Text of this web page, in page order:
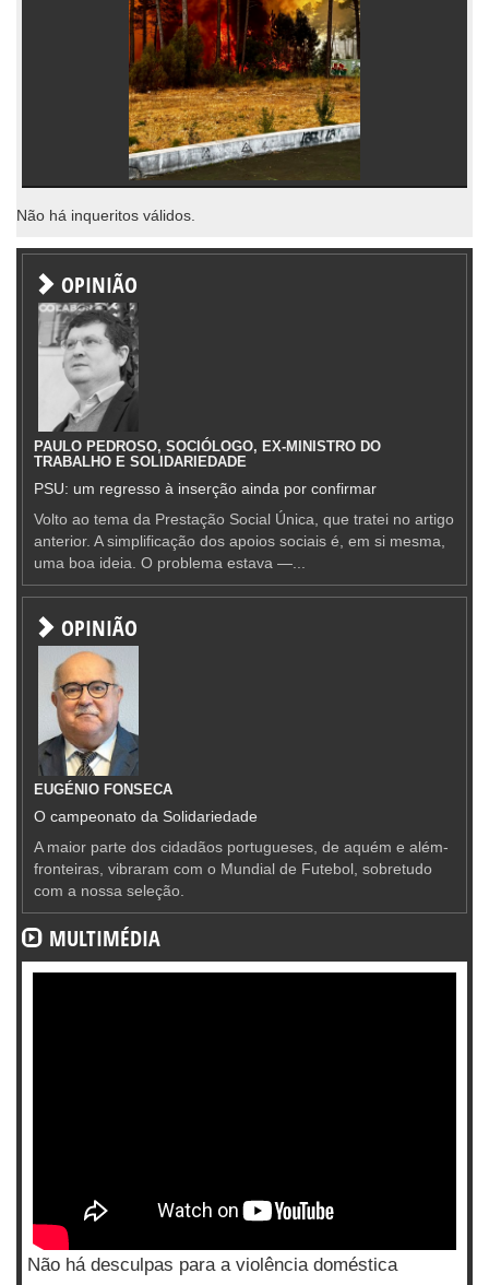
Não há inqueritos válidos.
OPINIÃO
PAULO PEDROSO, SOCIÓLOGO, EX-MINISTRO DO
TRABALHO E SOLIDARIEDADE
PSU: um regresso à inserção ainda por confirmar
Volto ao tema da Prestação Social Única, que tratei no artigo
anterior. A simplificação dos apoios sociais é, em si mesma,
uma boa ideia. O problema estava —...
OPINIÃO
EUGÉNIO FONSECA
O campeonato da Solidariedade
A maior parte dos cidadãos portugueses, de aquém e além-
fronteiras, vibraram com o Mundial de Futebol, sobretudo
com a nossa seleção.
MULTIMÉDIA
Não há desculpas para a violência doméstica